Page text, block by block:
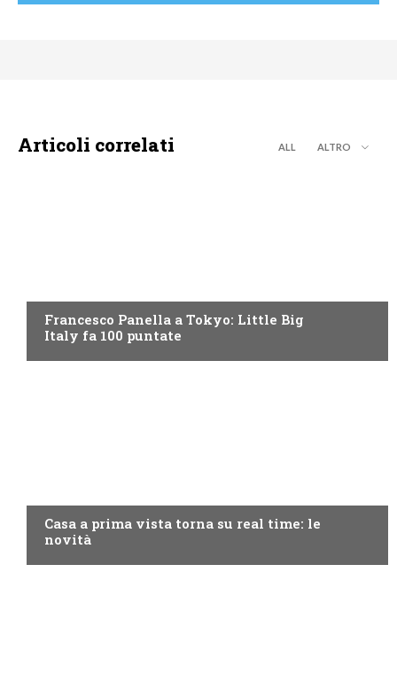
Articoli correlati ALL ALTRO
Francesco Panella a Tokyo: Little Big
Italy fa 100 puntate
Casa a prima vista torna su real time: le
novità